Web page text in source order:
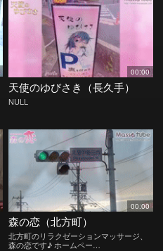
00:00
天使のゆびさき（長久手）
NULL
00:00
森の恋（北方町）
北方町のリラクゼーションマッサージ、
森の恋です♪ ホームペー…